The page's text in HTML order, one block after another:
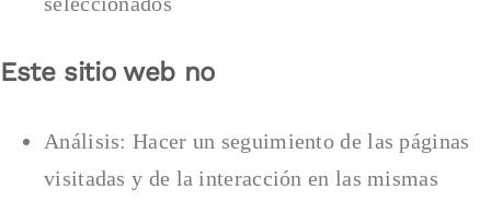
Este sitio web no
Análisis: Hacer un seguimiento de las páginas
visitadas y de la interacción en las mismas